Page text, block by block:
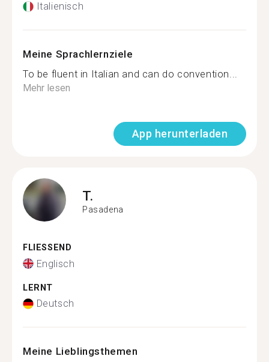
Italienisch
Meine Sprachlernziele
To be fluent in Italian and can do convention...
Mehr lesen
App herunterladen
T.
Pasadena
FLIESSEND
Englisch
LERNT
Deutsch
Meine Lieblingsthemen